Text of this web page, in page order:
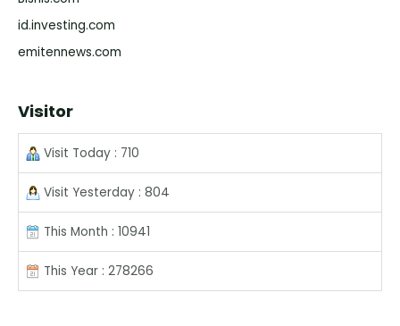
id.investing.com
emitennews.com
Visitor
Visit Today : 710
Visit Yesterday : 804
This Month : 10941
This Year : 278266